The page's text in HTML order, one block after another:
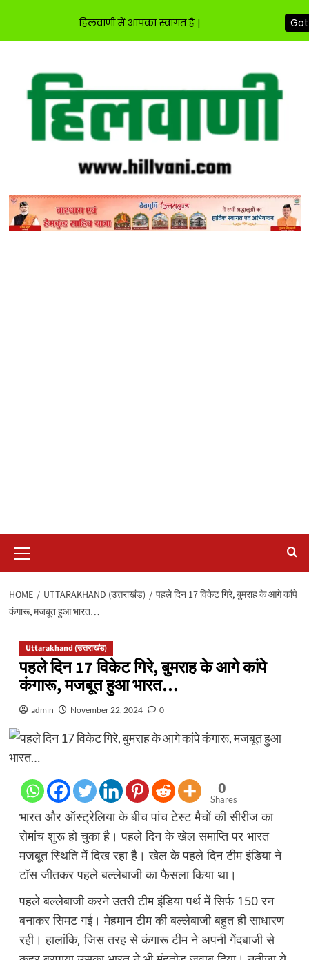
content
Menu
HOME UTTARAKHAND (उत्तराखंड)
पहले दिन 17 विकेट गिरे, बुमराह के आगे कांपे
कंगारू, मजबूत हुआ भारत…
Uttarakhand (उत्तराखंड)
पहले दिन 17 विकेट गिरे, बुमराह के आगे कांपे
कंगारू, मजबूत हुआ भारत…
admin November 22, 2024 0
0
Shares
भारत और ऑस्ट्रेलिया के बीच पांच टेस्ट मैचों की सीरीज का
रोमांच शुरू हो चुका है। पहले दिन के खेल समाप्ति पर भारत
मजबूत स्थिति में दिख रहा है। खेल के पहले दिन टीम इंडिया ने
टॉस जीतकर पहले बल्लेबाजी का फैसला किया था।
पहले बल्लेबाजी करने उतरी टीम इंडिया पर्थ में सिर्फ 150 रन
बनाकर सिमट गई। मेहमान टीम की बल्लेबाजी बहुत ही साधारण
रही। हालांकि, जिस तरह से कंगारू टीम ने अपनी गेंदबाजी से
हिलवाणी में आपका स्वागत है |